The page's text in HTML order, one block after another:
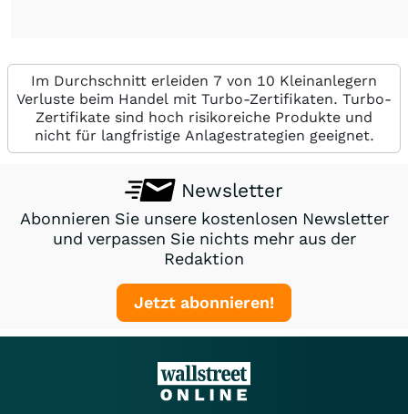
Im Durchschnitt erleiden 7 von 10 Kleinanlegern
Verluste beim Handel mit Turbo-Zertifikaten. Turbo-
Zertifikate sind hoch risikoreiche Produkte und
nicht für langfristige Anlagestrategien geeignet.
Newsletter
Abonnieren Sie unsere kostenlosen Newsletter
und verpassen Sie nichts mehr aus der
Redaktion
Jetzt abonnieren!